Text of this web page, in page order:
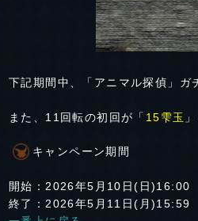
下記期間中、「アニマル探偵」ガ
また、11回転の初回が「 15雫玉
キャンペーン期間
開始：2026年5月10日(日)16:00
終了：2026年5月11日(月)15:59